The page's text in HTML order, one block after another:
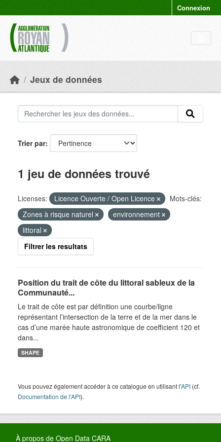
Connexion
Jeux de données
Trier par
1 jeu de données trouvé
Licenses: Licence Ouverte / Open Licence
Mots-clés:
Zones à risque naturel
environnement
littoral
Filtrer les resultats
Position du trait de côte du littoral sableux de la
Communauté...
Le trait de côte est par définition une courbe/ligne
représentant l’intersection de la terre et de la mer dans le
cas d’une marée haute astronomique de coefficient 120 et
dans...
SHAPE
Vous pouvez également accéder à ce catalogue en utilisant l'API (cf.
Documentation de l'API).
À propos de Open Data CARA